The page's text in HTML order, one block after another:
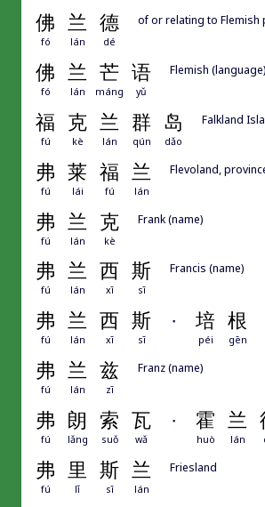
佛 兰 德
fó lán dé
of or relating to Flemish
佛 兰 芒 语
fó lán máng yǔ
Flemish (language)
福 克 兰 群 岛
fú kè lán qún dǎo
Falkland
弗 莱 福 兰
fú lái fú lán
Flevoland,
弗 兰 克
fú lán kè
Frank (name)
弗 兰 西 斯
fú lán xī sī
Francis (name)
弗 兰 西 斯 · 培 根
fú lán xī sī péi gēn
弗 兰 兹
fú lán zī
Franz (name)
弗 朗 索 瓦 · 霍 兰
fú lǎng suǒ wǎ huò lán
弗 里 斯 兰
fú lǐ sī lán
Friesland